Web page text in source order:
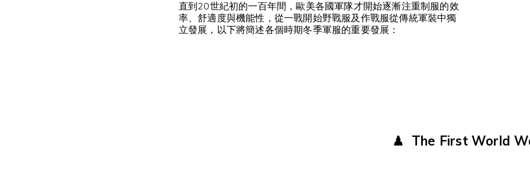
直到20世紀初的一百年間，歐美各國軍隊才開始逐漸注重制服的效
率、舒適度與機能性，從一戰開始野戰服及作戰服從傳統軍裝中獨
立發展，以下將簡述各個時期冬季軍服的重要發展：
♟ The First World